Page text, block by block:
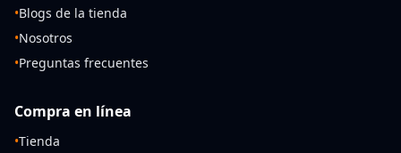
•Blogs de la tienda
•Nosotros
•Preguntas frecuentes
Compra en línea
•Tienda